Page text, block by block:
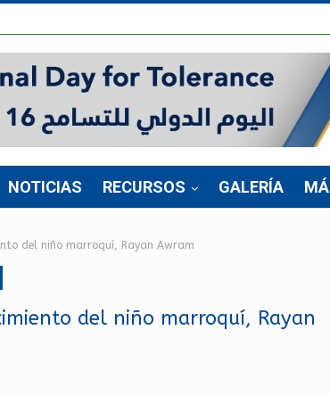
NOTICIAS RECURSOS GALERÍA
del niño marroquí, Rayan Awram
del niño marroquí, Rayan